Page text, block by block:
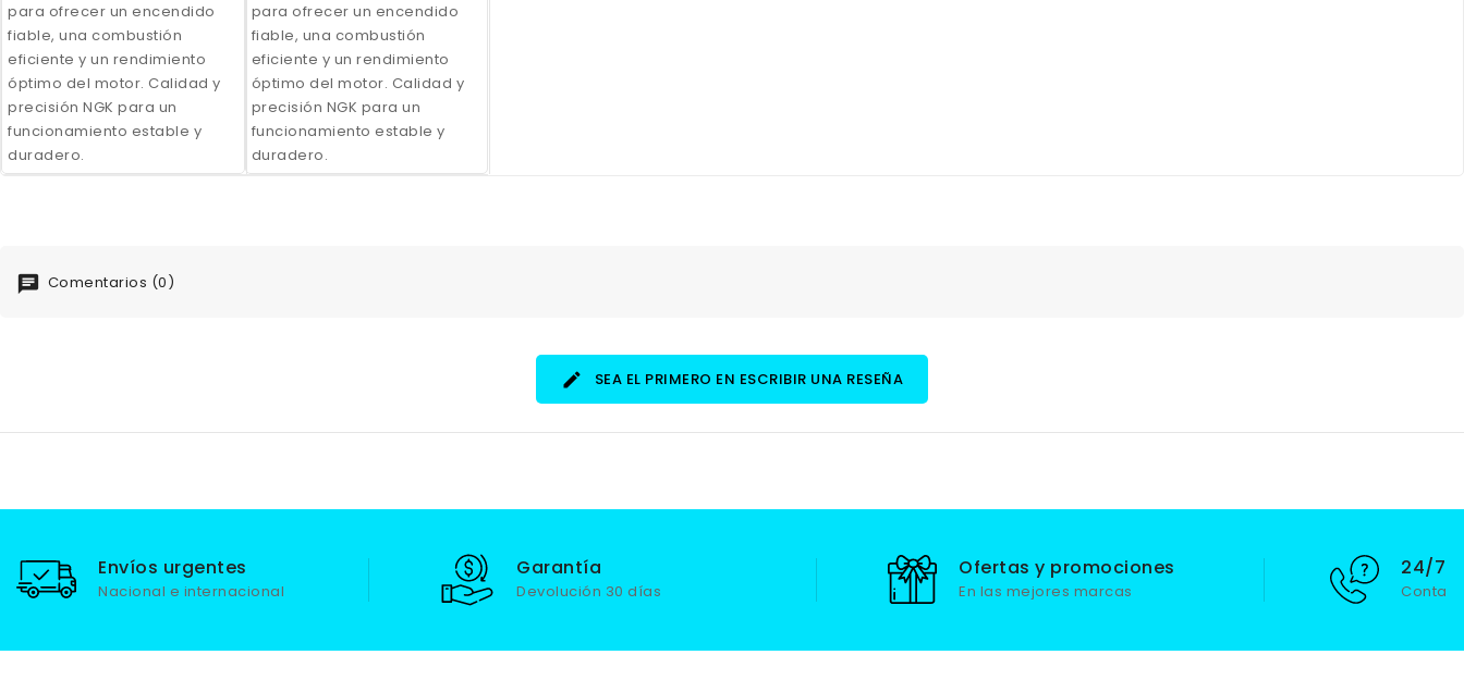
para ofrecer un encendido
fiable, una combustión
eficiente y un rendimiento
óptimo del motor. Calidad y
precisión NGK para un
funcionamiento estable y
duradero.
para ofrecer un encendido
fiable, una combustión
eficiente y un rendimiento
óptimo del motor. Calidad y
precisión NGK para un
funcionamiento estable y
duradero.
Comentarios (0)
SEA EL PRIMERO EN ESCRIBIR UNA RESEÑA
Envíos urgentes
Nacional e internacional
Garantía
Devolución 30 días
Ofertas y promociones
En las mejores marcas
24/7